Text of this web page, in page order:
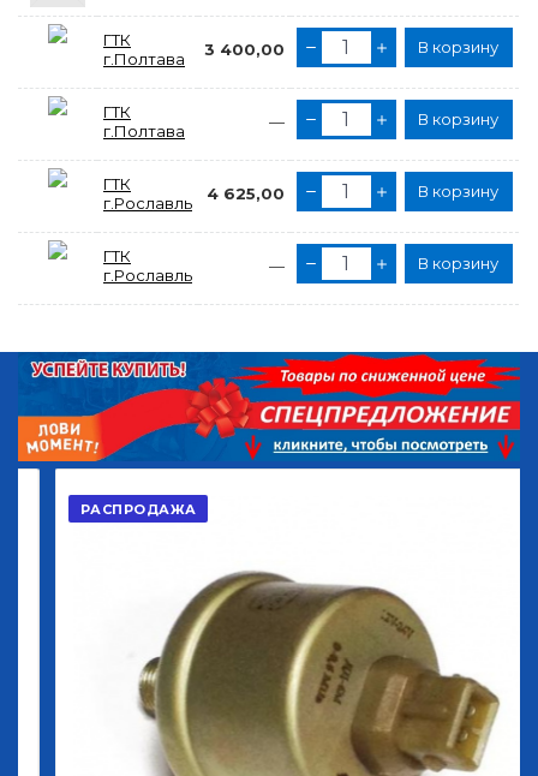
ГТК
г.Полтава
3 400,00 В корзину
ГТК
г.Полтава
— В корзину
ГТК
г.Рославль
4 625,00 В корзину
ГТК
г.Рославль
— В корзину
РАСПРОДАЖА